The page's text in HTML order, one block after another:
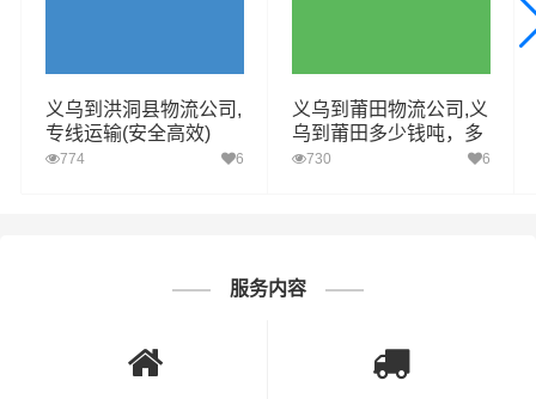
13米 1111.44km 电话咨询
17.5米 1111.44km 电话咨询
义乌到洪洞县物流公司,
专线运输(安全高效)
774 6
义乌到莆田物流公司,义
乌到莆田多少钱吨，多
久到
730 6
服务内容